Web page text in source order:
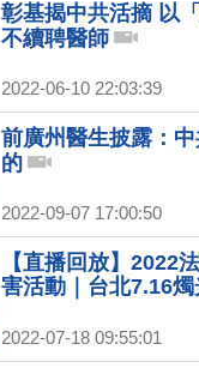
彰基揭中共活摘 以
不續聘醫師
2022-06-10 22:03:39
前廣州醫生披露：
的
2022-09-07 17:00:50
【直播回放】2022
害活動｜台北7.16
2022-07-18 09:55:01